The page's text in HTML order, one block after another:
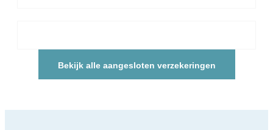
Bekijk alle aangesloten verzekeringen